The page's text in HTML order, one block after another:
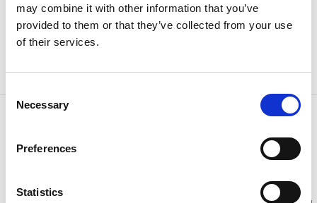
may combine it with other information that you’ve
provided to them or that they’ve collected from your use
of their services.
Selection
Necessary
Preferences
Statistics
Avfall: använd återvinningsstationen för flaskor,
burkar och tidningar med mera. För övrigt avfall,
använd de gröna soptunnorna vid huset.
lanthandel. Lägg kvittot synligt i vindrutan.
Årjängsvägen 5
Hemsida:dalsland.com